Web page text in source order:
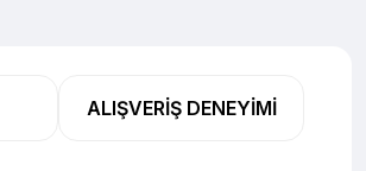
ALIŞVERIŞ DENEYIMI